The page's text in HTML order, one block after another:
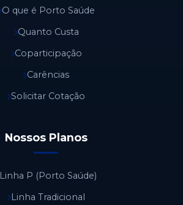
O que é Porto Saúde
Quanto Custa
Coparticipação
Carências
Solicitar Cotação
Nossos Planos
Linha P (Porto Saúde)
Linha Tradicional